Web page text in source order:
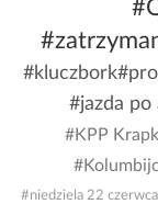
#kluczbork
#jazda po
#KPP
#niedziela 22 czerwca